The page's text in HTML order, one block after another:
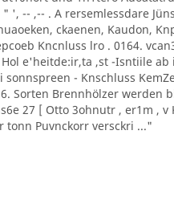
-- ,-- . A rersemlessdare
ckaenen, Kaudon,
Kncnluss lro . 0164.
e'heitde:ir,ta ,st -Isntiile ab
- Knschluss
Sorten Brennhölzer werden
27 [ Otto 3ohnutr , er1m ,
Puvnckorr versckri ..."